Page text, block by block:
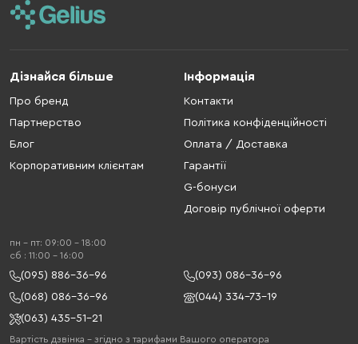
Дізнайся більше
Про бренд
Партнерство
Блог
Корпоративним клієнтам
Інформація
Контакти
Політика конфіденційності
Оплата / Доставка
Гарантії
G-бонуси
Договір публічної оферти
пн - пт: 09:00 - 18:00
cб : 11:00 - 16:00
(095) 886-36-96
(093) 086-36-96
(068) 086-36-96
(044) 334-73-19
(063) 435-51-21
Вартість дзвінка – згідно з тарифами Вашого оператора